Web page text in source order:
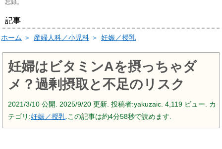
忘録。
記事
ホーム ＞ 産婦人科／小児科 ＞ 妊娠／授乳
妊婦はビタミンAを摂っちゃダ
メ？過剰摂取と不足のリスク
2021/3/10 公開. 2025/9/20 更新. 投稿者:yakuzaic. 4,119 ビュー. カ
テゴリ:妊娠／授乳 .この記事は約4分58秒で読めます.